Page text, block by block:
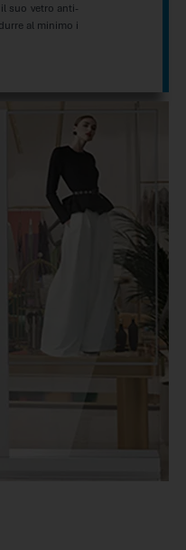
suo vetro anti-
al minimo i